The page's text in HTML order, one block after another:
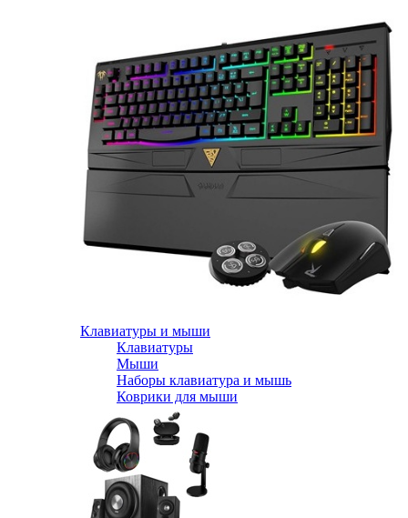
Клавиатуры и мыши
Клавиатуры
Мыши
Наборы клавиатура и мышь
Коврики для мыши